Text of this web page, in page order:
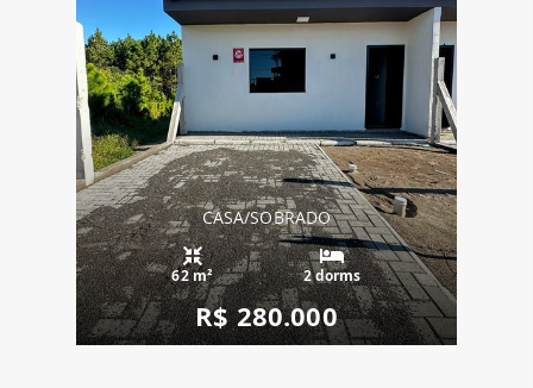
CASA/SOBRADO
62 m² 2 dorms
R$ 280.000